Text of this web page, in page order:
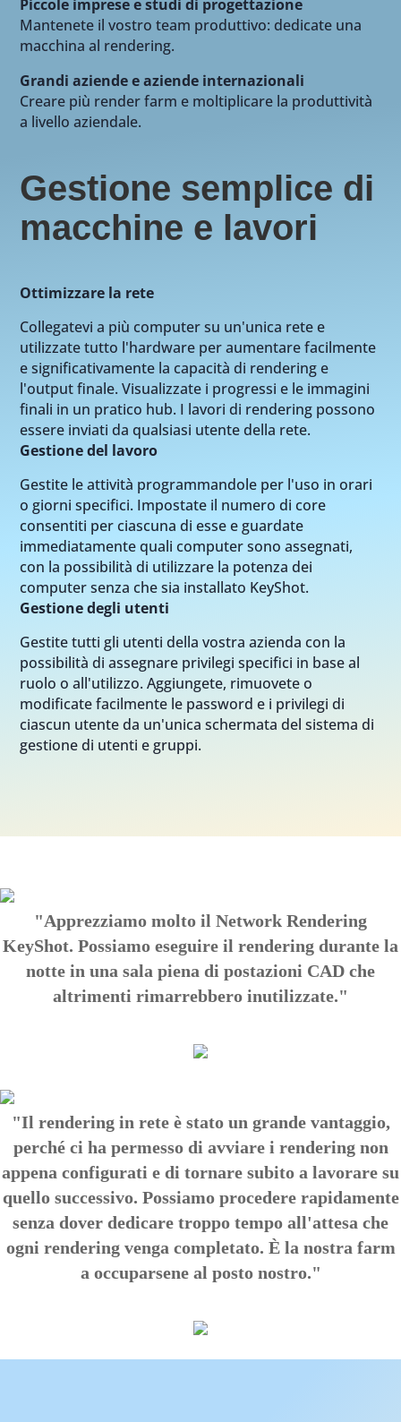
Piccole imprese e studi di progettazione
Mantenete il vostro team produttivo: dedicate una
macchina al rendering.
Grandi aziende e aziende internazionali
Creare più render farm e moltiplicare la produttività
a livello aziendale.
Gestione semplice di
macchine e lavori
Ottimizzare la rete
Collegatevi a più computer su un'unica rete e
utilizzate tutto l'hardware per aumentare facilmente
e significativamente la capacità di rendering e
l'output finale. Visualizzate i progressi e le immagini
finali in un pratico hub. I lavori di rendering possono
essere inviati da qualsiasi utente della rete.
Gestione del lavoro
Gestite le attività programmandole per l'uso in orari
o giorni specifici. Impostate il numero di core
consentiti per ciascuna di esse e guardate
immediatamente quali computer sono assegnati,
con la possibilità di utilizzare la potenza dei
computer senza che sia installato KeyShot.
Gestione degli utenti
Gestite tutti gli utenti della vostra azienda con la
possibilità di assegnare privilegi specifici in base al
ruolo o all'utilizzo. Aggiungete, rimuovete o
modificate facilmente le password e i privilegi di
ciascun utente da un'unica schermata del sistema di
gestione di utenti e gruppi.
"Apprezziamo molto il Network Rendering
KeyShot. Possiamo eseguire il rendering durante la
notte in una sala piena di postazioni CAD che
altrimenti rimarrebbero inutilizzate."
"Il rendering in rete è stato un grande vantaggio,
perché ci ha permesso di avviare i rendering non
appena configurati e di tornare subito a lavorare su
quello successivo. Possiamo procedere rapidamente
senza dover dedicare troppo tempo all'attesa che
ogni rendering venga completato. È la nostra farm
a occuparsene al posto nostro."